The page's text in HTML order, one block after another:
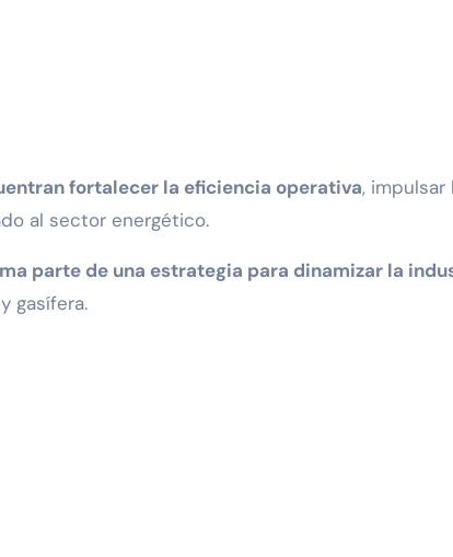
fortalecer la eficiencia operativa,
al sector energético.
parte de una estrategia para dinamizar la
gasífera.